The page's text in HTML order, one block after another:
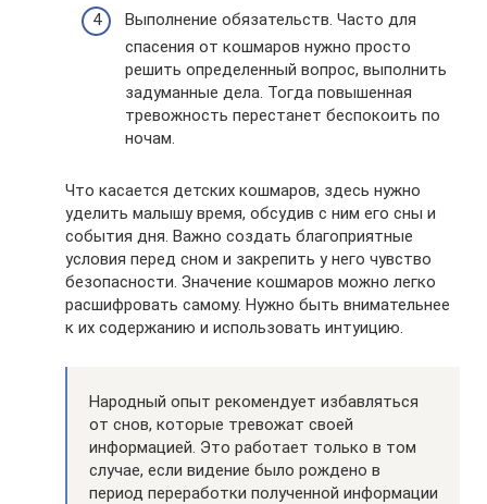
Выполнение обязательств. Часто для
спасения от кошмаров нужно просто
решить определенный вопрос, выполнить
задуманные дела. Тогда повышенная
тревожность перестанет беспокоить по
ночам.
Что касается детских кошмаров, здесь нужно
уделить малышу время, обсудив с ним его сны и
события дня. Важно создать благоприятные
условия перед сном и закрепить у него чувство
безопасности. Значение кошмаров можно легко
расшифровать самому. Нужно быть внимательнее
к их содержанию и использовать интуицию.
Народный опыт рекомендует избавляться
от снов, которые тревожат своей
информацией. Это работает только в том
случае, если видение было рождено в
период переработки полученной информации